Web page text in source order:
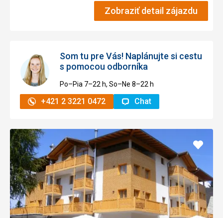
Zobraziť detail zájazdu
Som tu pre Vás! Naplánujte si cestu
s pomocou odborníka
Po–Pia 7–⁠⁠⁠⁠⁠⁠22 h, So–Ne 8–⁠⁠⁠⁠⁠⁠22 h
+421 2 3221 0472 Chat
Pridať